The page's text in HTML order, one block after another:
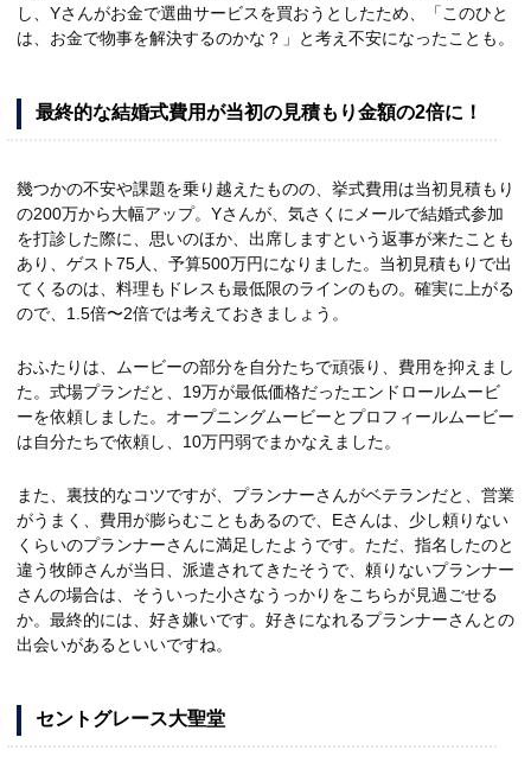
し、Yさんがお金で選曲サービスを買おうとしたため、「このひと
は、お金で物事を解決するのかな？」と考え不安になったことも。
最終的な結婚式費用が当初の見積もり金額の2倍に！
幾つかの不安や課題を乗り越えたものの、挙式費用は当初見積もり
の200万から大幅アップ。Yさんが、気さくにメールで結婚式参加
を打診した際に、思いのほか、出席しますという返事が来たことも
あり、ゲスト75人、予算500万円になりました。当初見積もりで出
てくるのは、料理もドレスも最低限のラインのもの。確実に上がる
ので、1.5倍〜2倍では考えておきましょう。
おふたりは、ムービーの部分を自分たちで頑張り、費用を抑えまし
た。式場プランだと、19万が最低価格だったエンドロールムービ
ーを依頼しました。オープニングムービーとプロフィールムービー
は自分たちで依頼し、10万円弱でまかなえました。
また、裏技的なコツですが、プランナーさんがベテランだと、営業
がうまく、費用が膨らむこともあるので、Eさんは、少し頼りない
くらいのプランナーさんに満足したようです。ただ、指名したのと
違う牧師さんが当日、派遣されてきたそうで、頼りないプランナー
さんの場合は、そういった小さなうっかりをこちらが見過ごせる
か。最終的には、好き嫌いです。好きになれるプランナーさんとの
出会いがあるといいですね。
セントグレース大聖堂